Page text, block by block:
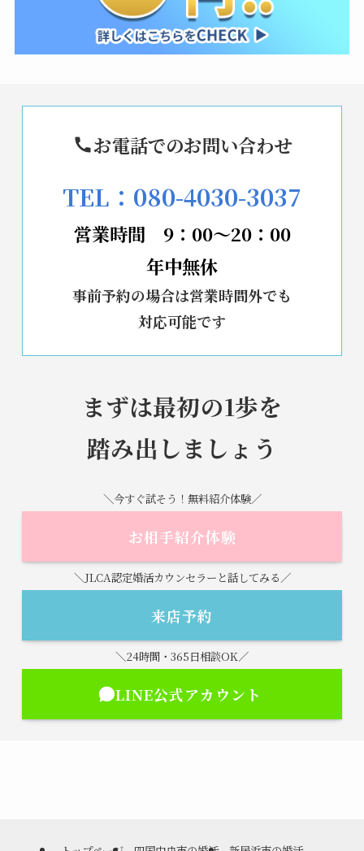
お電話でのお問い合わせ
TEL： 080-4030-3037
営業時間 9：00～20：00
年中無休
事前予約の場合は営業時間外でも
対応可能です
まずは最初の1歩を
踏み出しましょう
＼今すぐ試そう！無料紹介体験／
お相手紹介体験
＼JLCA認定婚活カウンセラーと話してみる／
来店予約
＼24時間・365日相談OK／
LINE公式アカウント